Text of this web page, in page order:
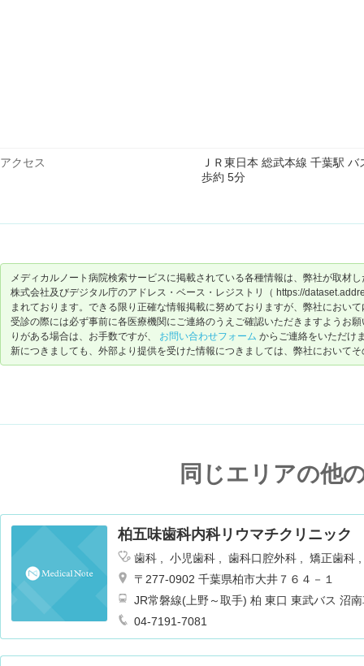
アクセス
ＪＲ東日本 総武本線 千葉駅
歩約 5分
メディカルノート病院検索サービスに掲載されている各種情報は、弊社が取材
株式会社及びデジタル庁のアドレス・ベース・レジストリ（ https://
まれております。できる限り正確な情報掲載に努めておりますが、弊社におい
受診の際には必ず事前に各医療機関にご連絡のうえご確認いただきますようお
りがある場合は、お手数ですが、 お問い合わせフォーム からご連絡をいただけ
新につきましても、外部より提供を受けた情報につきましては、弊社において
同じエリアの他
柏五味歯科内科リウマチクリニック
歯科 小児歯科 歯科口腔外科
矯正歯科
〒277-0902 千葉県柏市大井７６４－１
JR常磐線(上野～取手) 柏 東口 東武バス 沼
大井下車 徒歩1分 バス15分
04-7191-7081